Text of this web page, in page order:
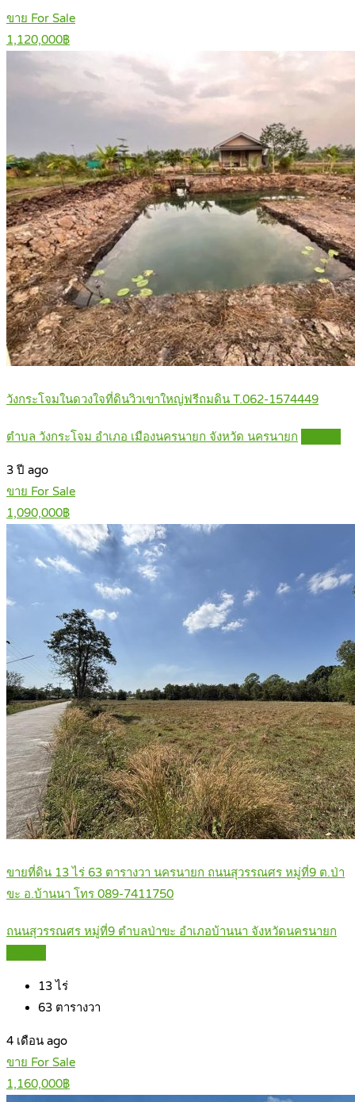
ขาย For Sale
1,120,000฿
วังกระโจมในดวงใจที่ดินวิวเขาใหญ่ฟรีถมดิน T.062-1574449
ตำบล วังกระโจม อำเภอ เมืองนครนายก จังหวัด นครนายก
3 ปี ago
ขาย For Sale
1,090,000฿
ขายที่ดิน 13 ไร่ 63 ตารางวา นครนายก ถนนสุวรรณศร หมู่ที่9 ต.ป่า
ขะ อ.บ้านนา โทร 089-7411750
ถนนสุวรรณศร หมู่ที่9 ตำบลป่าขะ อำเภอบ้านนา จังหวัดนครนายก
13ไร่
63 ตารางวา
4 เดือน ago
ขาย For Sale
1,160,000฿